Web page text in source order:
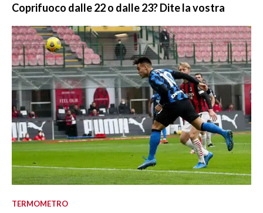
Coprifuoco dalle 22 o dalle 23? Dite la vostra
TERMOMETRO